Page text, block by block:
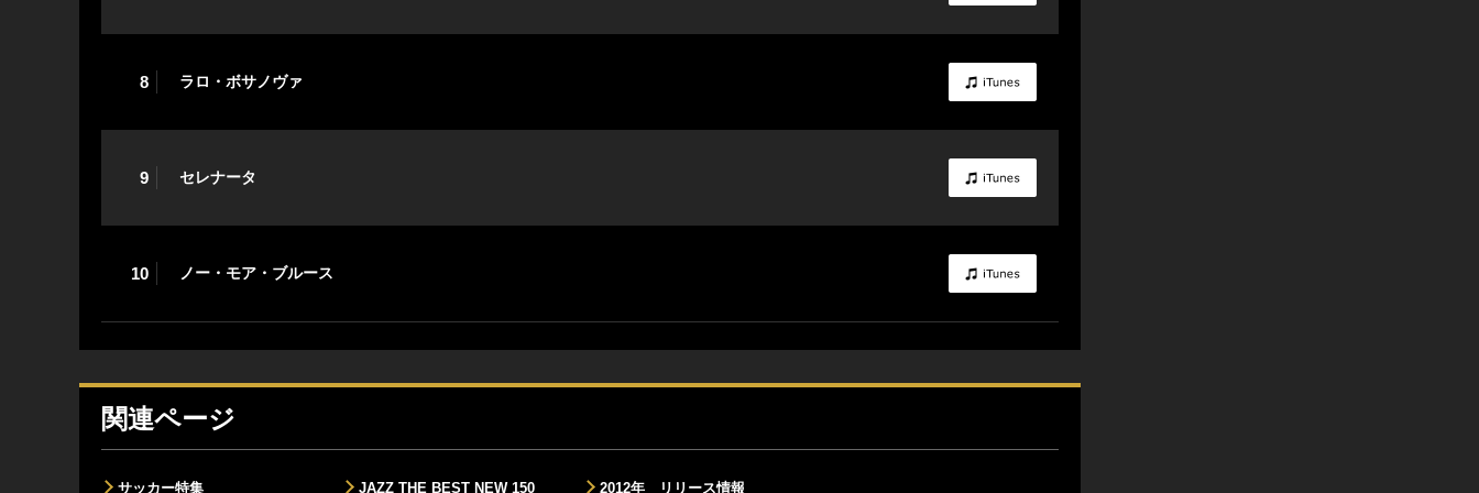
8 ラロ・ボサノヴァ
9 セレナータ
10 ノー・モア・ブルース
関連ページ
サッカー特集 JAZZ THE BEST NEW 150 2012年 リリース情報